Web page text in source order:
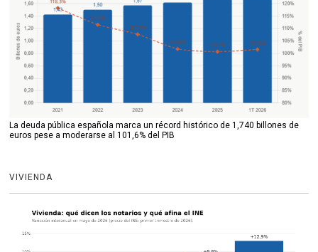
La deuda pública española marca un récord histórico de 1,740 billones de
euros pese a moderarse al 101,6% del PIB
VIVIENDA